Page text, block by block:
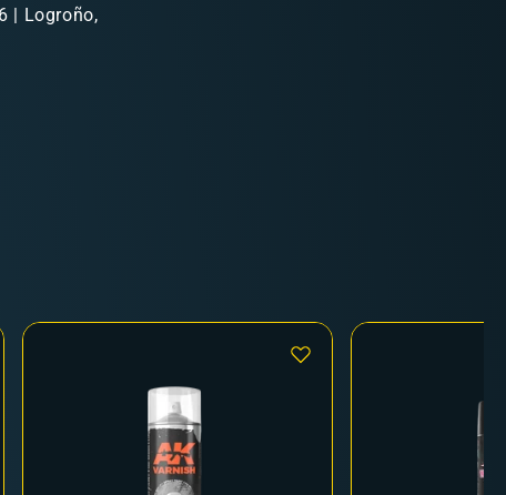
| Logroño,